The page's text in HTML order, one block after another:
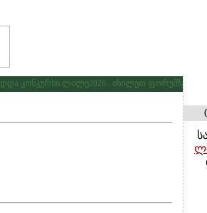
კონკურსი ლილე2026 . იხილეთ ფორუმზე